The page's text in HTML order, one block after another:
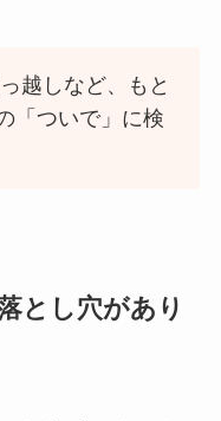
越しなど、もと
「ついで」に検
とし穴があり